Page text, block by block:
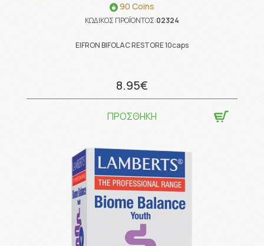
90 Coins
ΚΩΔΙΚΟΣ ΠΡΟΪΟΝΤΟΣ:02324
EIFRON BIFOLAC RESTORE 10caps
8.95€
ΠΡΟΣΘΗΚΗ